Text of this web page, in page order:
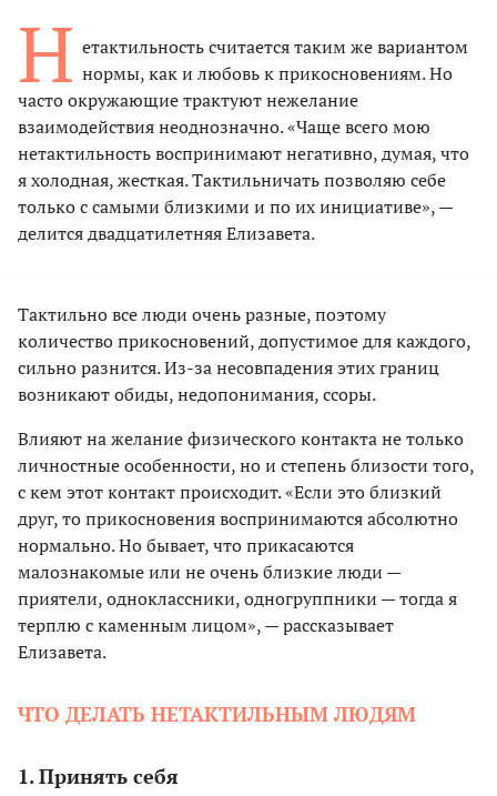
Н етактильность считается таким же вариантом
нормы, как и любовь к прикосновениям. Но
часто окружающие трактуют нежелание
взаимодействия неоднозначно. «Чаще всего мою
нетактильность воспринимают негативно, думая, что
я холодная, жесткая. Тактильничать позволяю себе
только с самыми близкими и по их инициативе», —
делится двадцатилетняя Елизавета.
Тактильно все люди очень разные, поэтому
количество прикосновений, допустимое для каждого,
сильно разнится. Из-за несовпадения этих границ
возникают обиды, недопонимания, ссоры.
Влияют на желание физического контакта не только
личностные особенности, но и степень близости того,
с кем этот контакт происходит. «Если это близкий
друг, то прикосновения воспринимаются абсолютно
нормально. Но бывает, что прикасаются
малознакомые или не очень близкие люди —
приятели, одноклассники, одногруппники — тогда я
терплю с каменным лицом», — рассказывает
Елизавета.
ЧТО ДЕЛАТЬ НЕТАКТИЛЬНЫМ ЛЮДЯМ
1. Принять себя